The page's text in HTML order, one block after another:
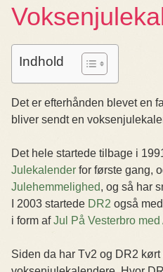
Indhold
Det er efterhånden blevet en
bliver sendt en
Det hele startede tilbage i
Julekalender for første gang,
Julehemmelighed, og så har
I 2003 startede DR2 også
i form afJul På Vesterbro
Siden da har Tv2 og DR2